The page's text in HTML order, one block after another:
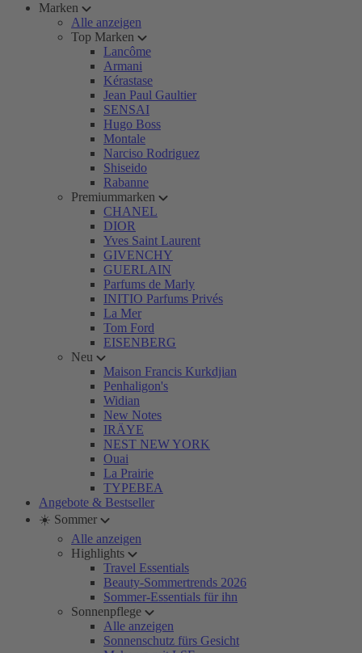
Marken
Alle anzeigen
Top Marken
Lancôme
Armani
Kérastase
Jean Paul Gaultier
SENSAI
Hugo Boss
Montale
Narciso Rodriguez
Shiseido
Rabanne
Premiummarken
CHANEL
DIOR
Yves Saint Laurent
GIVENCHY
GUERLAIN
Parfums de Marly
INITIO Parfums Privés
La Mer
Tom Ford
EISENBERG
Neu
Maison Francis Kurkdjian
Penhaligon's
Widian
New Notes
IRÄYE
NEST NEW YORK
Ouai
La Prairie
TYPEBEA
Angebote & Bestseller
☀️ Sommer
Alle anzeigen
Highlights
Travel Essentials
Beauty-Sommertrends 2026
Sommer-Essentials für ihn
Sonnenpflege
Alle anzeigen
Sonnenschutz fürs Gesicht